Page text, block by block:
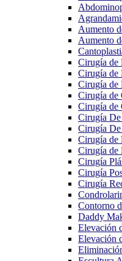
Aumento
Aumento
Cirugía de
Cirugía de
Cirugía de
Cirugía de
Cirugía de
Cirugía De
Cirugía De
Cirugía de
Cirugía de
Cirugía
Cirugía
Cirugía
Contorno
Daddy
Elevación
Elevación